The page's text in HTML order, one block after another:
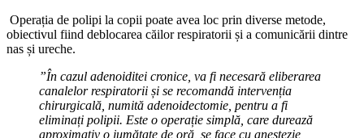
Operația de polipi la copii poate avea loc prin diverse metode,
obiectivul fiind deblocarea căilor respiratorii și a comunicării dintre
nas și ureche.
”În cazul adenoiditei cronice, va fi necesară eliberarea
canalelor respiratorii și se recomandă intervenția
chirurgicală, numită adenoidectomie, pentru a fi
eliminați polipii. Este o operație simplă, care durează
aproximativ o jumătate de oră, se face cu anestezie